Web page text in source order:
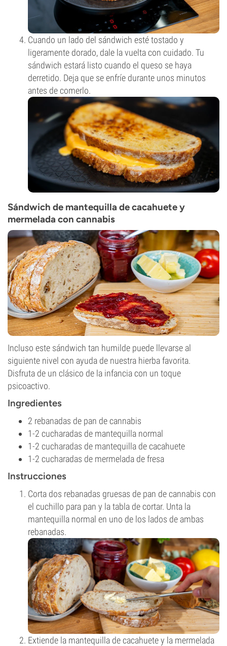
Cuando un lado del sándwich esté tostado y
ligeramente dorado, dale la vuelta con cuidado. Tu
sándwich estará listo cuando el queso se haya
derretido. Deja que se enfríe durante unos minutos
antes de comerlo.
Sándwich de mantequilla de cacahuete y
mermelada con cannabis
Incluso este sándwich tan humilde puede llevarse al
siguiente nivel con ayuda de nuestra hierba favorita.
Disfruta de un clásico de la infancia con un toque
psicoactivo.
Ingredientes
2 rebanadas de pan de cannabis
1-2 cucharadas de mantequilla normal
1-2 cucharadas de mantequilla de cacahuete
1-2 cucharadas de mermelada de fresa
Instrucciones
Corta dos rebanadas gruesas de pan de cannabis con
el cuchillo para pan y la tabla de cortar. Unta la
mantequilla normal en uno de los lados de ambas
rebanadas.
Extiende la mantequilla de cacahuete y la mermelada